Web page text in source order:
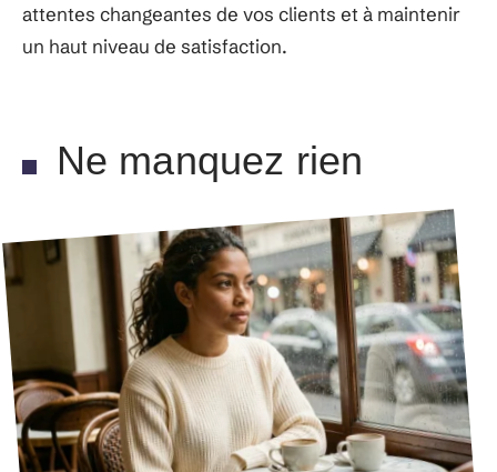
attentes changeantes de vos clients et à maintenir
un haut niveau de satisfaction.
Ne manquez rien